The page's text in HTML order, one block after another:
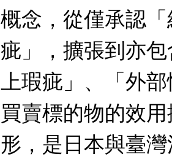
概念，從僅承認
疵」，擴張到亦
上瑕疵」、「外
買賣標的物的效
形，是日本與臺